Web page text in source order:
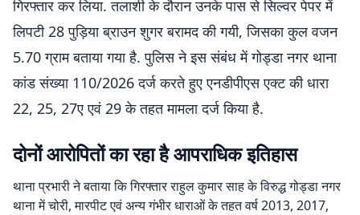
गिरफ्तार कर लिया. तलाशी के दौरान उनके पास से सिल्वर पेपर में
लिपटी 28 पुड़िया ब्राउन शुगर बरामद की गयी, जिसका कुल वजन
5.70 ग्राम बताया गया है. पुलिस ने इस संबंध में गोड्डा नगर थाना
कांड संख्या 110/2026 दर्ज करते हुए एनडीपीएस एक्ट की धारा
22, 25, 27ए एवं 29 के तहत मामला दर्ज किया है.
दोनों आरोपितों का रहा है आपराधिक इतिहास
थाना प्रभारी ने बताया कि गिरफ्तार राहुल कुमार साह के विरुद्ध गोड्डा नगर
थाना में चोरी, मारपीट एवं अन्य गंभीर धाराओं के तहत वर्ष 2013, 2017,